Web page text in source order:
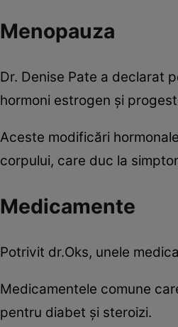
Menopauza
Dr. Denise Pate a declarat
hormoni estrogen și
Aceste modificări
corpului, care duc la
Medicamente
Potrivit dr.Oks, unele
Medicamentele comune
pentru diabet și steroizi.